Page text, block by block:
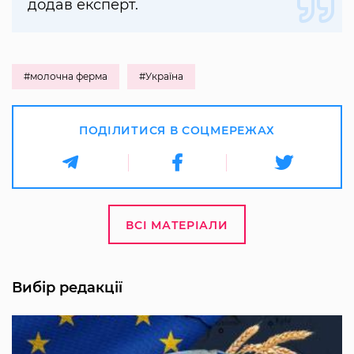
додав експерт.
#молочна ферма #Україна
ПОДІЛИТИСЯ В СОЦМЕРЕЖАХ
ВСІ МАТЕРІАЛИ
Вибір редакції